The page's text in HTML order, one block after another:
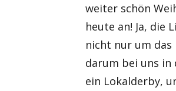
weiter schön
heute an! Ja, die
nicht nur um das
darum bei uns in
ein Lokalderby,